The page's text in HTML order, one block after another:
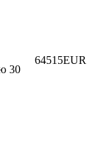
64515EUR